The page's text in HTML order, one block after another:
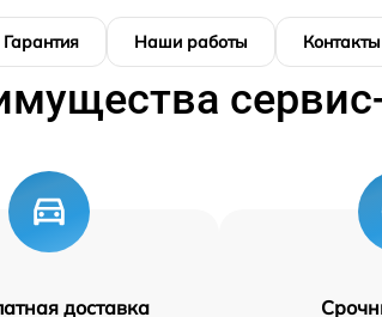
Гарантия Наши работы Контакты
доставка